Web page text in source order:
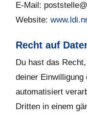
E-Mail:
Website:
Recht auf
Du hast das
deiner Einwilligung
automatisiert
Dritten in einem